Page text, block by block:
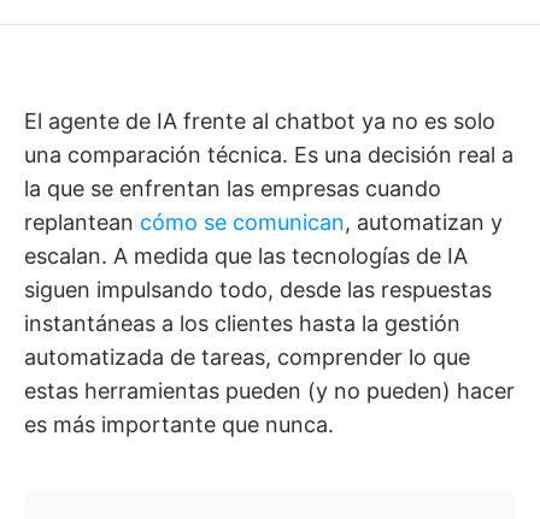
El agente de IA frente al chatbot ya no es solo
una comparación técnica. Es una decisión real a
la que se enfrentan las empresas cuando
replantean cómo se comunican, automatizan y
escalan. A medida que las tecnologías de IA
siguen impulsando todo, desde las respuestas
instantáneas a los clientes hasta la gestión
automatizada de tareas, comprender lo que
estas herramientas pueden (y no pueden) hacer
es más importante que nunca.